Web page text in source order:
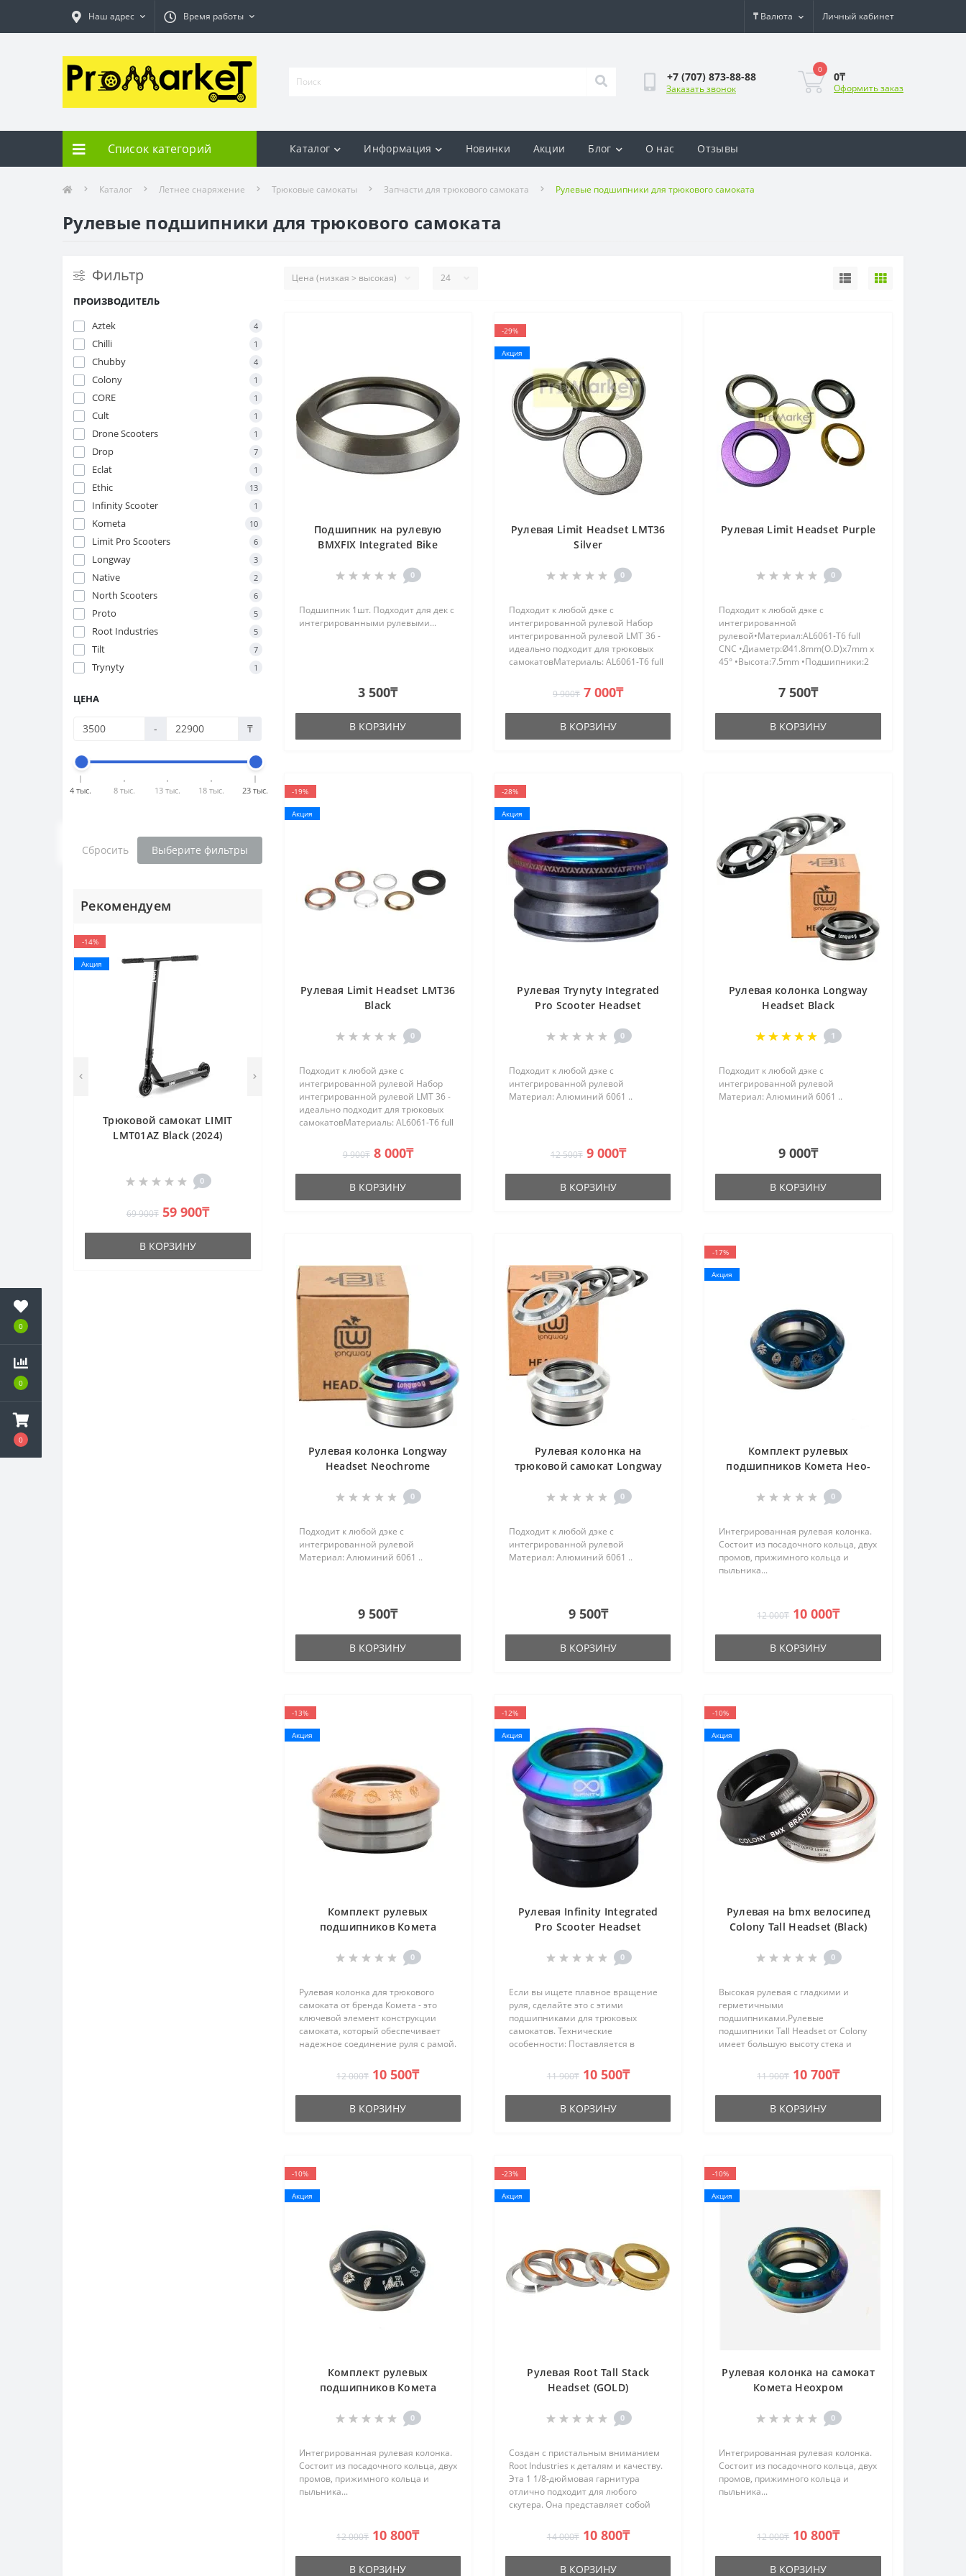
0
0
0
Наш адрес Время работы ₸ Валюта Личный кабинет
+7 (707) 873-88-88
Заказать звонок
0
0₸
Оформить заказ
Список категорий Каталог Информация Новинки Акции Блог О нас Отзывы
Каталог Летнее снаряжение Трюковые самокаты Запчасти для трюкового самоката Рулевые подшипники для трюкового самоката
Рулевые подшипники для трюкового самоката
Фильтр
ПРОИЗВОДИТЕЛЬ
Aztek
4
Chilli 1
Chubby 4
Colony 1
CORE 1
Cult 1
Drone Scooters 1
Drop 7
Eclat 1
Ethic 13
Infinity Scooter 1
Kometa 10
Limit Pro Scooters 6
Longway 3
Native 2
North Scooters 6
Proto 5
Root Industries 5
Tilt 7
Trynyty 1
ЦЕНА
- ₸
4 тыс. 8 тыс. 13 тыс. 18 тыс. 23 тыс.
Сбросить Выберите фильтры
Рекомендуем
-14%
Акция
Трюковой самокат LIMIT
LMT01AZ Black (2024)
0
69 900₸ 59 900₸
В КОРЗИНУ
Подшипник на рулевую
BMXFIX Integrated Bike
0
Подшипник 1шт. Подходит для дек с
интегрированными рулевыми...
3 500₸
В КОРЗИНУ
-29%
Акция
Рулевая Limit Headset LMT36
Silver
0
Подходит к любой дэке с
интегрированной рулевой Набор
интегрированной рулевой LMT 36 -
идеально подходит для трюковых
самокатовМатериаль: AL6061-T6 full
45° Высота: Height:7.5mm..
9 900₸ 7 000₸
В КОРЗИНУ
Рулевая Limit Headset Purple
0
Подходит к любой дэке с
интегрированной
рулевой•Материал:AL6061-T6 full
CNC •Диаметр:Ø41.8mm(O.D)x7mm x
45° •Высота:7.5mm •Подшипники:2
7 500₸
В КОРЗИНУ
-19%
Акция
Рулевая Limit Headset LMT36
Black
0
Подходит к любой дэке с
интегрированной рулевой Набор
интегрированной рулевой LMT 36 -
идеально подходит для трюковых
самокатовМатериаль: AL6061-T6 full
45° Высота: Height:7.5mm..
9 900₸ 8 000₸
В КОРЗИНУ
-28%
Акция
Рулевая Trynyty Integrated
Pro Scooter Headset
0
Подходит к любой дэке с
интегрированной рулевой
Материал: Алюминий 6061 ..
12 500₸ 9 000₸
В КОРЗИНУ
Рулевая колонка Longway
Headset Black
1
Подходит к любой дэке с
интегрированной рулевой
Материал: Алюминий 6061 ..
9 000₸
В КОРЗИНУ
Рулевая колонка Longway
Headset Neochrome
0
Подходит к любой дэке с
интегрированной рулевой
Материал: Алюминий 6061 ..
9 500₸
В КОРЗИНУ
Рулевая колонка на
трюковой самокат Longway
0
Подходит к любой дэке с
интегрированной рулевой
Материал: Алюминий 6061 ..
9 500₸
В КОРЗИНУ
-17%
Акция
Комплект рулевых
подшипников Комета Нео-
0
Интегрированная рулевая колонка.
Состоит из посадочного кольца, двух
промов, прижимного кольца и
пыльника...
12 000₸ 10 000₸
В КОРЗИНУ
-13%
Акция
Комплект рулевых
подшипников Комета
0
Рулевая колонка для трюкового
самоката от бренда Комета - это
ключевой элемент конструкции
самоката, который обеспечивает
надежное соединение руля с рамой.
состоит из двух промышленных
подшипников, прижимного кольца..
12 000₸ 10 500₸
В КОРЗИНУ
-12%
Акция
Рулевая Infinity Integrated
Pro Scooter Headset
0
Если вы ищете плавное вращение
руля, сделайте это с этими
подшипниками для трюковых
самокатов. Технические
особенности: Поставляется в
промышленных подшипников,
пыльником и алюминиевым С-
образным кольцом с про..
11 900₸ 10 500₸
В КОРЗИНУ
-10%
Акция
Рулевая на bmx велосипед
Colony Tall Headset (Black)
0
Высокая рулевая с гладкими и
герметичными
подшипниками.Рулевые
подшипники Tall Headset от Colony
имеет большую высоту стека и
длинноногих парней, которые ищут
дополнительное пространство
между рулем и коленями. Он
поставляетс..
11 900₸ 10 700₸
В КОРЗИНУ
-10%
Акция
Комплект рулевых
подшипников Комета
0
Интегрированная рулевая колонка.
Состоит из посадочного кольца, двух
промов, прижимного кольца и
пыльника...
12 000₸ 10 800₸
В КОРЗИНУ
-23%
Акция
Рулевая Root Tall Stack
Headset (GOLD)
0
Создан с пристальным вниманием
Root Industries к деталям и качеству.
Эта 1 1/8-дюймовая гарнитура
отлично подходит для любого
скутера. Она представляет собой
образным кольцом. Создана для
интегрированных рулевых колоно..
14 000₸ 10 800₸
В КОРЗИНУ
-10%
Акция
Рулевая колонка на самокат
Комета Неохром
0
Интегрированная рулевая колонка.
Состоит из посадочного кольца, двух
промов, прижимного кольца и
пыльника...
12 000₸ 10 800₸
В КОРЗИНУ